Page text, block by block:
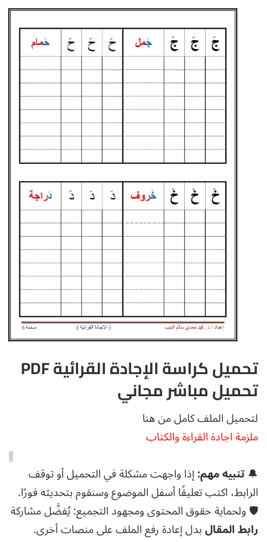
تحميل كراسة الإجادة القرائية PDF
تحميل مباشر مجاني
لتحميل الملف كامل من هنا
ملزمة اجادة القراءة والكتاب
🔔تنبيه مهم:إذا واجهت مشكلة في التحميل أو توقف
الرابط، اكتب تعليقًا أسفل الموضوع وسنقوم بتحديثه فورًا.
🛡️ ولحماية حقوق المحتوى ومجهود التجميع: يُفضَّل مشاركة
رابط المقالبدل إعادة رفع الملف على منصات أخرى.